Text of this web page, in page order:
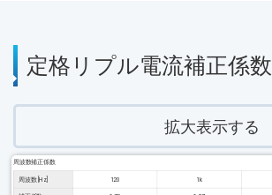
定格リプル電流補正係数
拡大表示する
周波数補正係数
周波数 [Hz] 120 1k